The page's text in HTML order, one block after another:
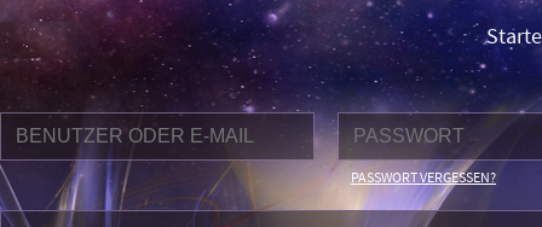
PASSWORT VERGESSEN?
Starten Sie